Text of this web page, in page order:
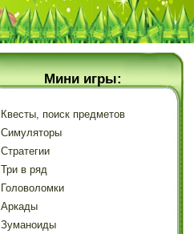
Мини игры:
Квесты, поиск предметов
Симуляторы
Стратегии
Три в ряд
Головоломки
Аркады
Зуманоиды